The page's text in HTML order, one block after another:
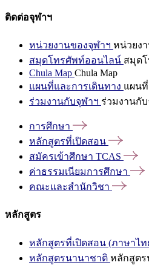
ติดต่อจุฬาฯ
หน่วยงานของจุฬาฯ หน่วยง
สมุดโทรศัพท์ออนไลน์ สมุด
Chula Map Chula Map
แผนที่และการเดินทาง แผนที่
ร่วมงานกับจุฬาฯ ร่วมงานกั
การศึกษา
หลักสูตรที่เปิดสอน
สมัครเข้าศึกษา TCAS
ค่าธรรมเนียมการศึกษา
คณะและสำนักวิชา
หลักสูตร
หลักสูตรที่เปิดสอน (ภาษาไท
หลักสูตรนานาชาติ หลักสูตร